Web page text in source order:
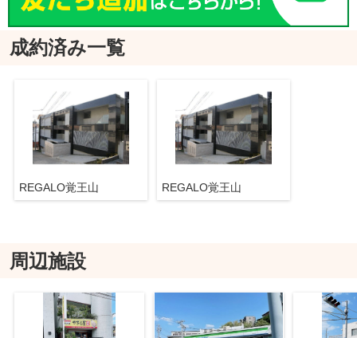
成約済み一覧
REGALO覚王山 REGALO覚王山
周辺施設